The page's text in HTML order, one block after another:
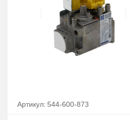
Артикул: 544-600-873